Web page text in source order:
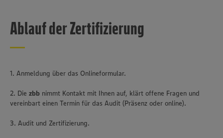
Ablauf der Zertifizierung
1. Anmeldung über das Onlineformular.
2. Die zbb nimmt Kontakt mit Ihnen auf, klärt offene Fragen und
vereinbart einen Termin für das Audit (Präsenz oder online).
3. Audit und Zertifizierung.